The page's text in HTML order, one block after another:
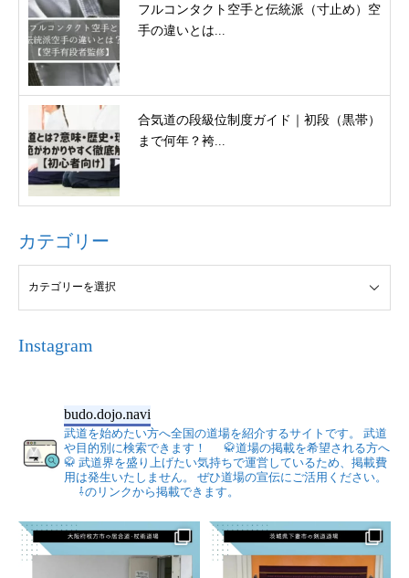
フルコンタクト空手と伝統派（寸止め）空
手の違いとは...
合気道の段級位制度ガイド｜初段（黒帯）
まで何年？袴...
カテゴリー
Instagram
budo.dojo.navi
武道を始めたい方へ全国の道場を紹介するサイトです。
武道
や目的別に検索できます！
🥋道場の掲載を希望される方へ
🥋 武道界を盛り上げたい気持ちで運営しているため、掲載費
用は発生いたしません。
ぜひ道場の宣伝にご活用ください。
⇩のリンクから掲載できます。